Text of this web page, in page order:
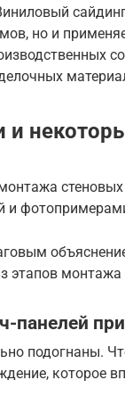
но и
и
этапов монтажа
панелей
подогнаны.
которое